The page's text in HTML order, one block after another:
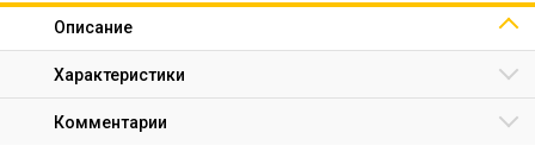
Описание
Характеристики
Комментарии